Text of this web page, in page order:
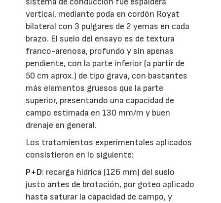
vertical, mediante poda en cordón Royat
bilateral con 3 pulgares de 2 yemas en cada
brazo. El suelo del ensayo es de textura
franco-arenosa, profundo y sin apenas
pendiente, con la parte inferior (a partir de
50 cm aprox.) de tipo grava, con bastantes
más elementos gruesos que la parte
superior, presentando una capacidad de
campo estimada en 130 mm/m y buen
drenaje en general.
Los tratamientos experimentales aplicados
consistieron en lo siguiente:
P+D: recarga hídrica (126 mm) del suelo
justo antes de brotación, por goteo aplicado
hasta saturar la capacidad de campo, y